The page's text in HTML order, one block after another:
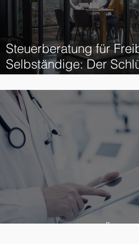
Steuerberatung für
Selbständige: Der
finanziellen Erfolg!
Steuerberater für Ärzte